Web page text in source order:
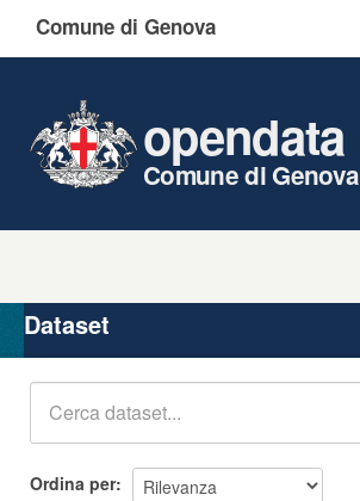
Comune di Genova
opendata
Comune di Genova
Organizzazioni
Gruppi
Dataset
Ordina per